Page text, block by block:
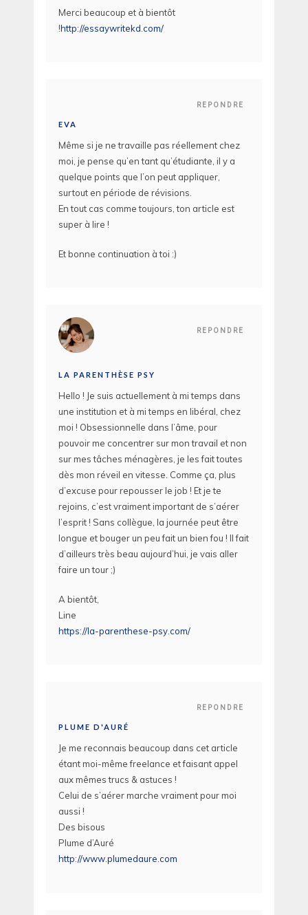
Merci beaucoup et à bientôt
!http://essaywritekd.com/
REPONDRE
EVA
Même si je ne travaille pas réellement chez
moi, je pense qu’en tant qu’étudiante, il y a
quelque points que l’on peut appliquer,
surtout en période de révisions.
En tout cas comme toujours, ton article est
super à lire !
Et bonne continuation à toi :)
REPONDRE
LA PARENTHÈSE PSY
Hello ! Je suis actuellement à mi temps dans
une institution et à mi temps en libéral, chez
moi ! Obsessionnelle dans l’âme, pour
pouvoir me concentrer sur mon travail et non
sur mes tâches ménagères, je les fait toutes
dès mon réveil en vitesse. Comme ça, plus
d’excuse pour repousser le job ! Et je te
rejoins, c’est vraiment important de s’aérer
l’esprit ! Sans collègue, la journée peut être
longue et bouger un peu fait un bien fou ! Il fait
d’ailleurs très beau aujourd’hui, je vais aller
faire un tour ;)
A bientôt,
Line
https://la-parenthese-psy.com/
REPONDRE
PLUME D'AURÉ
Je me reconnais beaucoup dans cet article
étant moi-même freelance et faisant appel
aux mêmes trucs & astuces !
Celui de s’aérer marche vraiment pour moi
aussi !
Des bisous
Plume d’Auré
http://www.plumedaure.com